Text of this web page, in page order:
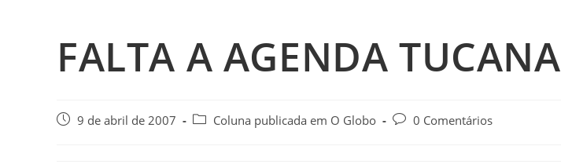
FALTA A AGENDA TUCANA
9 de abril de 2007 Coluna publicada em O Globo 0 Comentários